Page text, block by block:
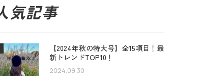
気記事
【2024年秋の特大号】全15項目！最
新トレンドTOP10！
2024.09.30